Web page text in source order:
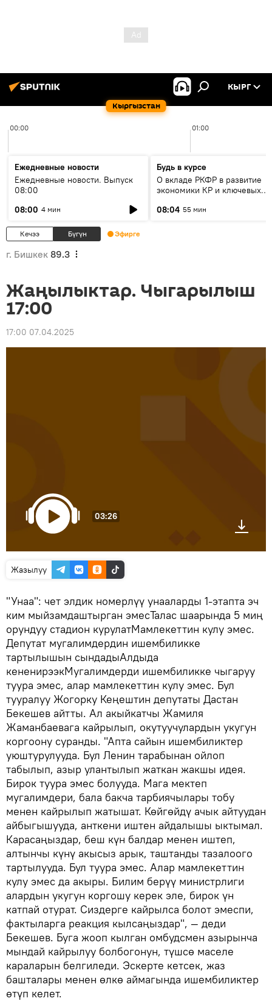
Кыргызстан
КЫРГ
00:00 01:00
Ежедневные новости
Ежедневные новости. Выпуск
08:00
08:00 4 мин
Будь в курсе
О вкладе РКФР в развитие
экономики КР и ключевых
08:04 55 мин
Кечээ Бүгүн Эфирге
г. Бишкек 89.3
Жаңылыктар. Чыгарылыш
17:00
17:00 07.04.2025
03:26
Жазылуу
"Унаа": чет элдик номерлүү унааларды 1-этапта эч
ким мыйзамдаштырган эмесТалас шаарында 5 миң
орундуу стадион курулатМамлекеттин кулу эмес.
Депутат мугалимдердин ишембиликке
тартылышын сындадыАлдыда
кененирээкМугалимдерди ишембиликке чыгаруу
туура эмес, алар мамлекеттин кулу эмес. Бул
тууралуу Жогорку Кеңештин депутаты Дастан
Бекешев айтты. Ал акыйкатчы Жамиля
Жаманбаевага кайрылып, окутуучулардын укугун
коргоону суранды. "Апта сайын ишембиликтер
уюштурулууда. Бул Ленин тарабынан ойлоп
табылып, азыр улантылып жаткан жакшы идея.
Бирок туура эмес болууда. Мага мектеп
мугалимдери, бала бакча тарбиячылары тобу
менен кайрылып жатышат. Көйгөйдү ачык айтуудан
айбыгышууда, анткени иштен айдалышы ыктымал.
Карасаңыздар, беш күн балдар менен иштеп,
алтынчы күнү акысыз арык, таштанды тазалоого
тартылууда. Бул туура эмес. Алар мамлекеттин
кулу эмес да акыры. Билим берүү министрлиги
алардын укугун коргошу керек эле, бирок үн
катпай отурат. Сиздерге кайрылса болот эмеспи,
фактыларга реакция кылсаңыздар", — деди
Бекешев. Буга жооп кылган омбудсмен азырынча
мындай кайрылуу болбогонун, түшсө маселе
караларын белгиледи. Эскерте кетсек, жаз
башталары менен өлкө аймагында ишембиликтер
өтүп келет.